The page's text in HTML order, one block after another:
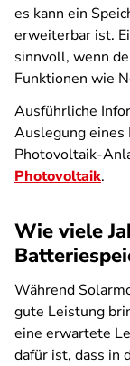
es kann ein
erweiterbar ist.
sinnvoll, wenn
Funktionen wie
Ausführliche
Auslegung eines
Photovoltaik-
Photovoltaik.
Wie viele
Während
gute Leistung
eine erwartete
dafür ist, dass in